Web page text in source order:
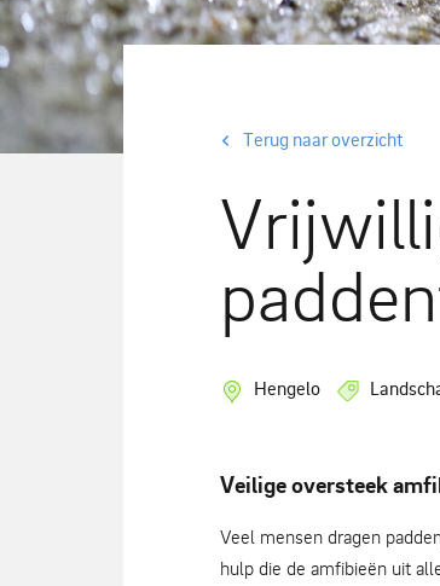
Terug naar overzicht
Hengelo
Veilige oversteek
Veel mensen dragen
hulp die de amfibieën uit